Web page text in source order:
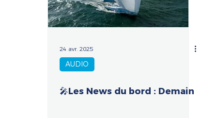
24 avr. 2025
AUDIO
🎤Les News du bord : Demain